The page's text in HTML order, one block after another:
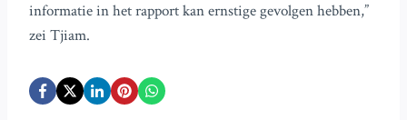
informatie in het rapport kan ernstige gevolgen hebben,”
zei Tjiam.